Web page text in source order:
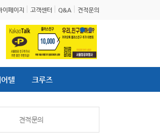
이페이지 고객센터 Q&A 견적문의
텔 크루즈
견적문의